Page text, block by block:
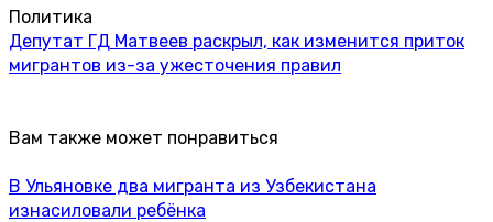
Политика
Депутат ГД Матвеев раскрыл, как изменится приток
мигрантов из-за ужесточения правил
Вам также может понравиться
В Ульяновке два мигранта из Узбекистана
изнасиловали ребёнка